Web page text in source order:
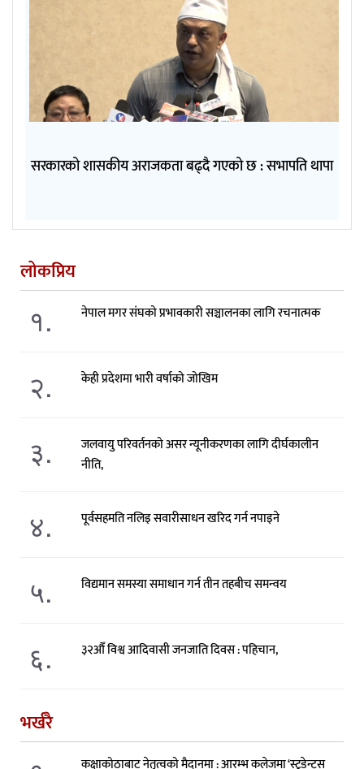
सरकारको शासकीय अराजकता बढ्दै गएको छ : सभापति थापा
लोकप्रिय
१. नेपाल मगर संघको प्रभावकारी सञ्चालनका लागि रचनात्मक
२. केही प्रदेशमा भारी वर्षाको जोखिम
३.
जलवायु परिवर्तनको असर न्यूनीकरणका लागि दीर्घकालीन
नीति,
४. पूर्वसहमति नलिइ सवारीसाधन खरिद गर्न नपाइने
५. विद्यमान समस्या समाधान गर्न तीन तहबीच समन्वय
६. ३२औँ विश्व आदिवासी जनजाति दिवस : पहिचान,
भर्खरै
कक्षाकोठाबाट नेतृत्वको मैदानमा : आरम्भ कलेजमा ‘स्टुडेन्ट्स